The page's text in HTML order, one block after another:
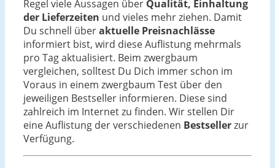
Regel viele Aussagen über Qualität, Einhaltung
der Lieferzeiten und vieles mehr ziehen. Damit
Du schnell überaktuelle Preisnachlässe
informiert bist, wird diese Auflistung mehrmals
pro Tag aktualisiert. Beim zwergbaum
vergleichen, solltest Du Dich immer schon im
Voraus in einem zwergbaum Test über den
jeweiligen Bestseller informieren. Diese sind
zahlreich im Internet zu finden. Wir stellen Dir
eine Auflistung der verschiedenen Bestsellerzur
Verfügung.